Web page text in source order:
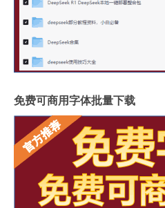
免费可商用字体批量下载